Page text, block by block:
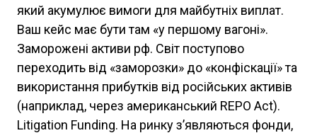
який акумулює вимоги для майбутніх виплат.
Ваш кейс має бути там «у першому вагоні».
Заморожені активи рф. Світ поступово
переходить від «заморозки» до «конфіскації» та
використання прибутків від російських активів
(наприклад, через американський REPO Act).
Litigation Funding. На ринку з’являються фонди,